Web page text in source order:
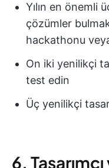
Yılın en önemli
çözümler
hackathonu
On iki yenilikçi
test edin
Üç yenilikçi
6.